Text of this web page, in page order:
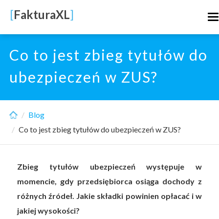
main
content
[FakturaXL]
Co to jest zbieg tytułów do
ubezpieczeń w ZUS?
Blog
Co to jest zbieg tytułów do ubezpieczeń w ZUS?
Zbieg tytułów ubezpieczeń występuje w
momencie, gdy przedsiębiorca osiąga dochody z
różnych źródeł. Jakie składki powinien opłacać i w
jakiej wysokości?